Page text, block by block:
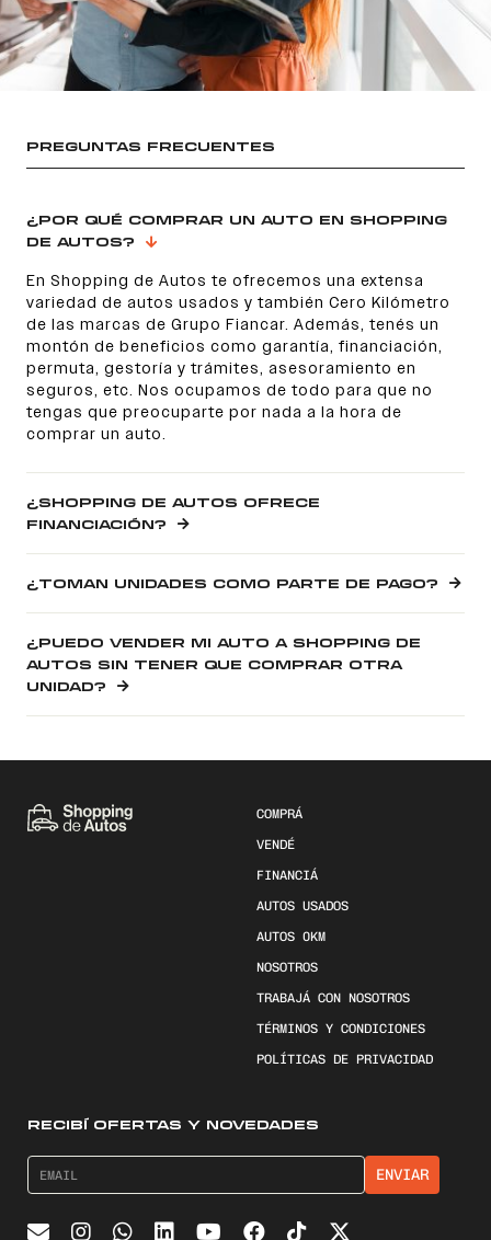
PREGUNTAS FRECUENTES
¿POR QUÉ COMPRAR UN AUTO EN SHOPPING
DE AUTOS?
En Shopping de Autos te ofrecemos una extensa
variedad de autos usados y también Cero Kilómetro
de las marcas de Grupo Fiancar. Además, tenés un
montón de beneficios como garantía, financiación,
permuta, gestoría y trámites, asesoramiento en
seguros, etc. Nos ocupamos de todo para que no
tengas que preocuparte por nada a la hora de
comprar un auto.
¿SHOPPING DE AUTOS OFRECE
FINANCIACIÓN?
¿TOMAN UNIDADES COMO PARTE DE PAGO?
¿PUEDO VENDER MI AUTO A SHOPPING DE
AUTOS SIN TENER QUE COMPRAR OTRA
UNIDAD?
COMPRÁ
VENDÉ
FINANCIÁ
AUTOS USADOS
AUTOS 0KM
NOSOTROS
TRABAJÁ CON NOSOTROS
TÉRMINOS Y CONDICIONES
POLÍTICAS DE PRIVACIDAD
RECIBÍ OFERTAS Y NOVEDADES